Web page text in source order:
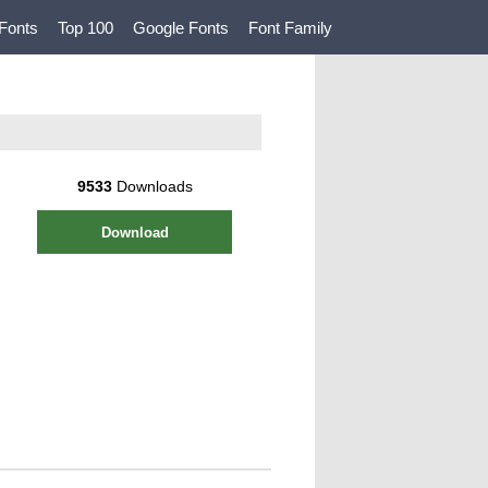
Top 100 Google Fonts Font Family
9533Downloads
Download